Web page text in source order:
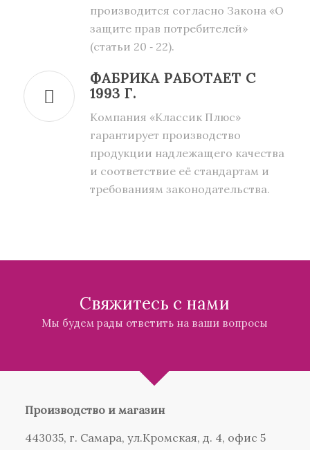
производится согласно Закона «О
защите прав потребителей»
(статьи 20 ‑ 22).
ФАБРИКА РАБОТАЕТ С
1993 Г.
Компания «Классик Плюс»
гарантирует производство
продукции надлежащего качества
и соответствие её стандартам и
требованиям законодательства.
Свяжитесь с нами
Мы будем рады ответить на ваши вопросы
Производство и магазин
443035, г. Самара, ул.Кромская, д. 4, офис 5